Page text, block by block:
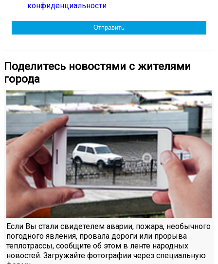
конфиденциальности
Поделитесь новостями с жителями
города
Если Вы стали свидетелем аварии, пожара, необычного
погодного явления, провала дороги или прорыва
теплотрассы, сообщите об этом в ленте народных
новостей. Загружайте фотографии через специальную